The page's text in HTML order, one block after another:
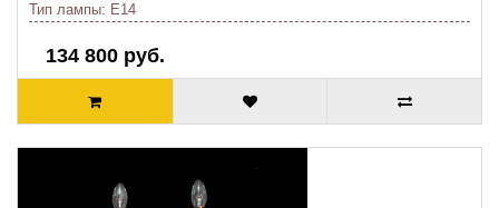
Тип лампы: E14
134 800 руб.